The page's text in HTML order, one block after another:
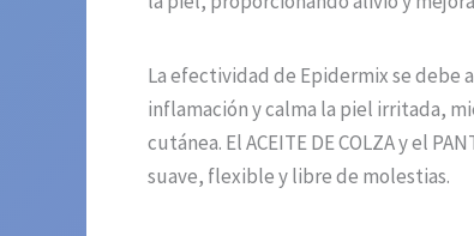
La efectividad de Epidermix se debe
inflamación y calma la piel irritada,
cutánea. El ACEITE DE COLZA y el
suave, flexible y libre de molestias.